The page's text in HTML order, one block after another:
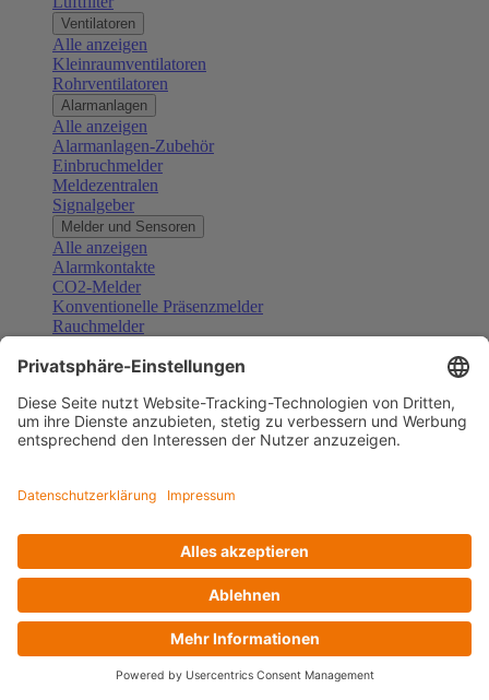
Ventilatoren
Alle anzeigen
Kleinraumventilatoren
Rohrventilatoren
Alarmanlagen
Alle anzeigen
Alarmanlagen-Zubehör
Einbruchmelder
Meldezentralen
Signalgeber
Melder und Sensoren
Alle anzeigen
Alarmkontakte
CO2-Melder
Konventionelle Präsenzmelder
Rauchmelder
Gefahrenmelder
Türsprechanlagen
Alle anzeigen
Außenstationen
Klingeltaster und Gongs
Sprechanlagen-Sets
Zubehör Türkommunikation
Videoüberwachung
Zubehör Videoüberwachung
Alle anzeigen